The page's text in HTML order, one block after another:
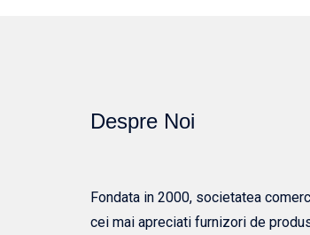
Despre Noi
Fondata in 2000, societatea
cei mai apreciati furnizori de